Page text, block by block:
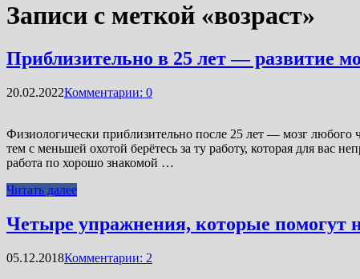
Записи с меткой «возраст»
Приблизительно в 25 лет — развитие
20.02.2022Комментарии: 0
Физиологически приблизительно после 25 лет — мозг любого
тем с меньшей охотой берётесь за ту работу, которая для вас
работа по хорошо знакомой …
Читать далее
Четыре упражнения, которые помогут
05.12.2018Комментарии: 2